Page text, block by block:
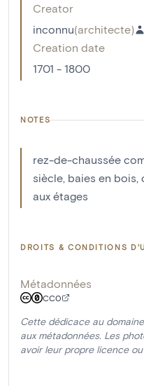
Creator
inconnu(architecte)
Creation date
1701 - 1800
NOTES
rez-de-chaussée
siècle, baies en
aux étages
DROITS & CONDITIONS
Métadonnées
CC0
Cette dédicace au
aux métadonnées. Les
avoir leur propre licence